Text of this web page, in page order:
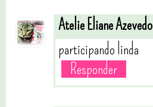
Atelie Eliane Azevedo
participando linda
Responder